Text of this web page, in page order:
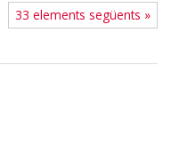
33 elements següents »